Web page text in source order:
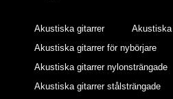
Akustiska gitarrer
Akustiska
Akustiska gitarrer för nybörjare
Akustiska gitarrer nylonsträngade
Akustiska gitarrer stålsträngade